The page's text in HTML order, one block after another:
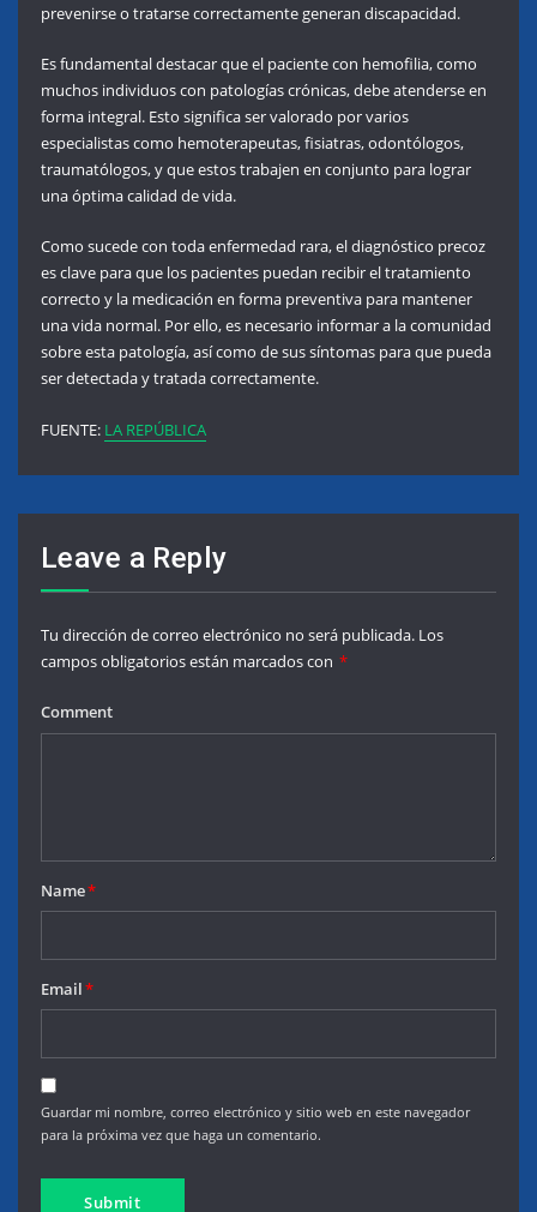
prevenirse o tratarse correctamente generan discapacidad.
Es fundamental destacar que el paciente con hemofilia, como
muchos individuos con patologías crónicas, debe atenderse en
forma integral. Esto significa ser valorado por varios
especialistas como hemoterapeutas, fisiatras, odontólogos,
traumatólogos, y que estos trabajen en conjunto para lograr
una óptima calidad de vida.
Como sucede con toda enfermedad rara, el diagnóstico precoz
es clave para que los pacientes puedan recibir el tratamiento
correcto y la medicación en forma preventiva para mantener
una vida normal. Por ello, es necesario informar a la comunidad
sobre esta patología, así como de sus síntomas para que pueda
ser detectada y tratada correctamente.
FUENTE: LA REPÚBLICA
Leave a Reply
Tu dirección de correo electrónico no será publicada.Los
campos obligatorios están marcados con *
Comment
Name*
Email*
Guardar mi nombre, correo electrónico y sitio web en este navegador
para la próxima vez que haga un comentario.